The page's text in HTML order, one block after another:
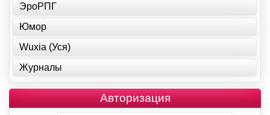
ЭроРПГ
Юмор
Wuxia (Уся)
Журналы
Авторизация